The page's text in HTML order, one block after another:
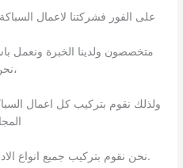
على الفور فشركتنا لاعمال
متخصصون ولدينا الخبرة ونعمل
ولذلك نقوم بتركيب كل اعمال
.نحن نقوم بتركيب جميع انواع